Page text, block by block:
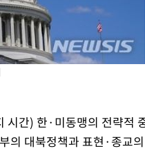
시간) 한·미동맹의 전략적
의 대북정책과 표현·종교